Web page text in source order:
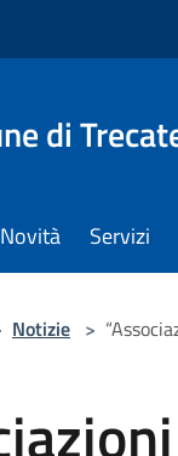
di
Novità Servizi
Notizie >